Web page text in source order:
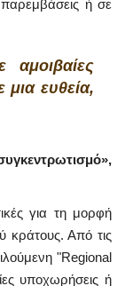
ή σε
μια ευθεία,
για τη μορφή
κράτους. Από τις
"Regional
υποχωρήσεις ή